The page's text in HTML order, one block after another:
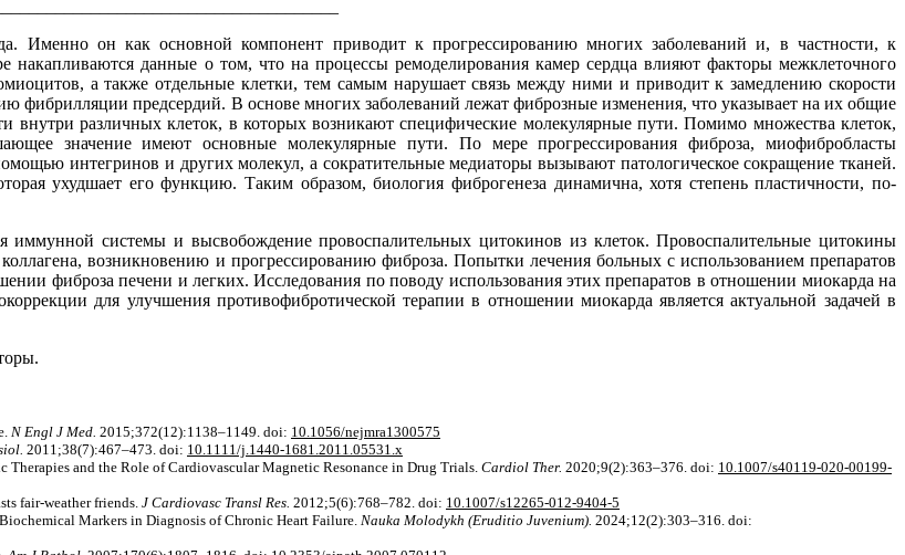
Именно он как основной компонент приводит к прогрессированию многих заболеваний и, в частности, к
данные о том, что на процессы ремоделирования камер сердца влияют факторы межклеточного
а также отдельные клетки, тем самым нарушает связь между ними и приводит к замедлению скорости
фибрилляции предсердий. В основе многих заболеваний лежат фиброзные изменения, что указывает на их общие
внутри различных клеток, в которых возникают специфические молекулярные пути. Помимо множества клеток,
значение имеют основные молекулярные пути. По мере прогрессирования фиброза, миофибробласты
интегринов и других молекул, а сократительные медиаторы вызывают патологическое сокращение тканей.
ухудшает его функцию. Таким образом, биология фиброгенеза динамична, хотя степень пластичности, по-
иммунной системы и высвобождение провоспалительных цитокинов из клеток. Провоспалительные цитокины
возникновению и прогрессированию фиброза. Попытки лечения больных с использованием препаратов
фиброза печени и легких. Исследования по поводу использования этих препаратов в отношении миокарда на
для улучшения противофибротической терапии в отношении миокарда является актуальной задачей в
N Engl J Med. 2015;372(12):1138–1149. doi: 10.1056/nejmra1300575
2011;38(7):467–473. doi: 10.1111/j.1440-1681.2011.05531.x
and the Role of Cardiovascular Magnetic Resonance in Drug Trials. Cardiol Ther. 2020;9(2):363–376. doi: 10.1007/s40119-020-00199-
fair-weather friends. J Cardiovasc Transl Res. 2012;5(6):768–782. doi: 10.1007/s12265-012-9404-5
Markers in Diagnosis of Chronic Heart Failure. Nauka Molodykh (Eruditio Juvenium). 2024;12(2):303–316. doi: